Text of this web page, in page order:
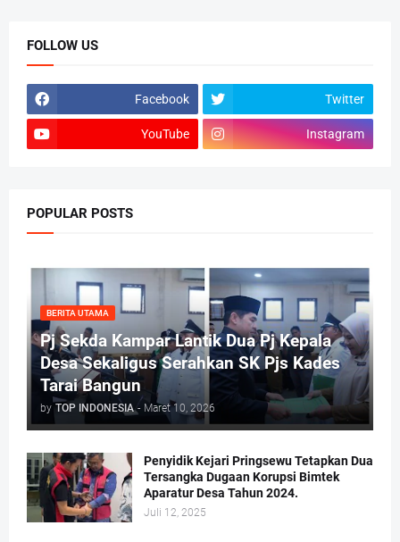
FOLLOW US
Facebook Twitter
YouTube Instagram
POPULAR POSTS
BERITA UTAMA
Pj Sekda Kampar Lantik Dua Pj Kepala
Desa Sekaligus Serahkan SK Pjs Kades
Tarai Bangun
by TOP INDONESIA - Maret 10, 2026
Penyidik Kejari Pringsewu Tetapkan Dua
Tersangka Dugaan Korupsi Bimtek
Aparatur Desa Tahun 2024.
Juli 12, 2025